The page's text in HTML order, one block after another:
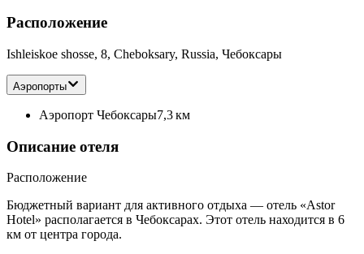
Расположение
Ishleiskoe shosse, 8, Cheboksary, Russia, Чебоксары
Аэропорты
Аэропорт Чебоксары7,3 км
Описание отеля
Расположение
Бюджетный вариант для активного отдыха — отель «Astor
Hotel» располагается в Чебоксарах. Этот отель находится в 6
км от центра города.